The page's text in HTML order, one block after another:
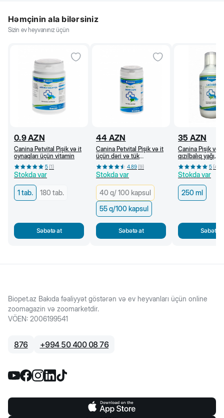
Həmçinin ala bilərsiniz
Sizin ev heyvanınız üçün
0.9AZN
Canina Petvital Pişik və it
oynaqları üçün vitamin
5(1)
Stokda var
1 tab. 180 tab.
Səbətə at
44 AZN
Canina Petvital Pişik və it
üçün dəri və tük
problemlərində kapsul,
55 q/ 100 kapsul
4.89(9)
Stokda var
40 q/ 100 kapsul
55 q/100 kapsul
Səbətə at
35 AZN
Canina Pişik və
qızılbalıq yağı,
5(4
Stokda var
250 ml
Səbətə
Biopet.az Bakıda fəaliyyət göstərən və ev heyvanları üçün online
zoomagazin və zoomarketdir.
VÖEN: 2006199541
876 +994 50 400 08 76